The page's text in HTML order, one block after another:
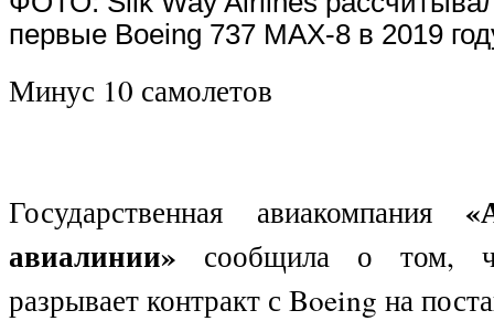
первые Boeing 737 MAX-8 в 2019
Минус 10 самолетов
Государственная авиакомпания
авиалинии» сообщила о том,
разрывает контракт с Boeing на